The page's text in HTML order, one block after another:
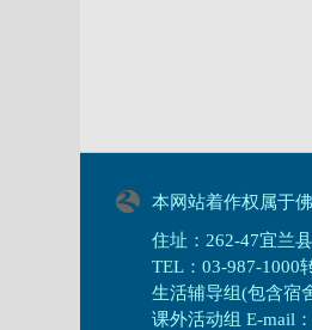
本网站着作权属于
住址：262-47宜兰
TEL：03-987-1000
生活辅导组(包含宿
课外活动组 E-mail